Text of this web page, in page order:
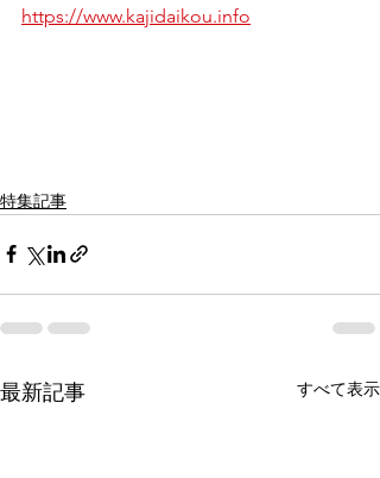
https://www.kajidaikou.info
特集記事
最新記事 すべて表示